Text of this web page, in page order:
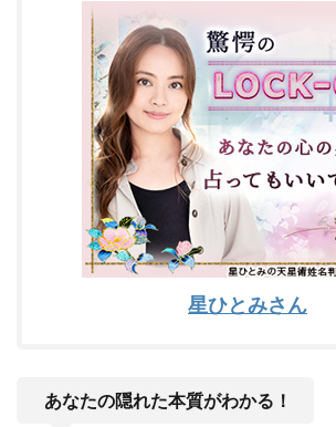
星ひとみさん
あなたの隠れた本質がわかる！